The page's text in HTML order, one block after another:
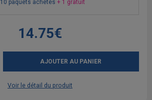
10 paquets achetés + 1 gratuit
14.75€
AJOUTER AU PANIER
Voir le détail du produit